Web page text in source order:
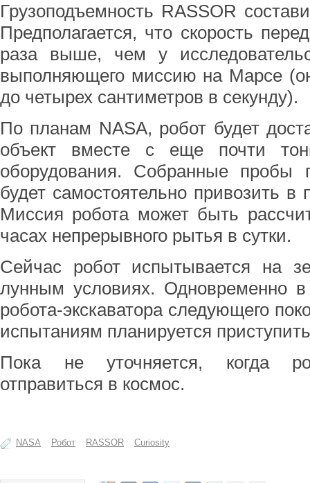
Грузоподъемность RASSOR
Предполагается, что скорость
раза выше, чем у
выполняющего миссию на Марсе
до четырех сантиметров в секунду).
По планам NASA, робот будет
объект вместе с еще почти
оборудования. Собранные пробы
будет самостоятельно привозить
Миссия робота может быть
часах непрерывного рытья в сутки.
Сейчас робот испытывается на
лунным условиях. Одновременно в
робота-экскаватора следующего
испытаниям планируется
Пока не уточняется, когда
отправиться в космос.
NASA Робот RASSOR Curiosity